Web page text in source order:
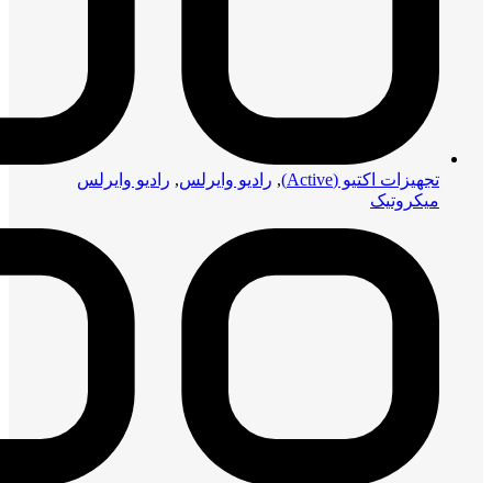
تجهیزات اکتیو (Active) , رادیو وایرلس, رادیو وایرلس
میکروتیک